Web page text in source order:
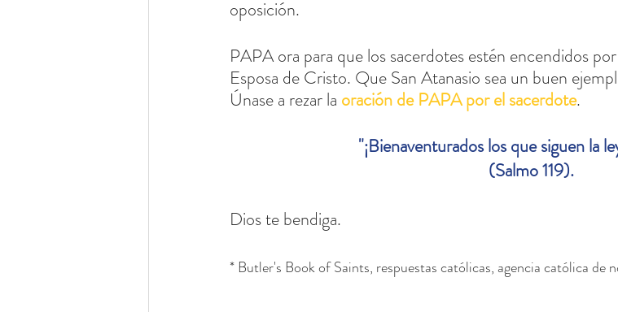
oposición.
PAPA ora para que los sacerdotes estén encendidos
Esposa de Cristo. Que San Atanasio sea un buen
Únase a rezar la oración de PAPA por el sacerdote.
"¡Bienaventurados los que siguen la
(Salmo 119).
Dios te bendiga.
* Butler's Book of Saints, respuestas católicas, agencia católica de